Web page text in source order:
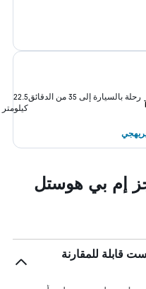
رحلة بالسيارة إلى 35 من الدقائق
22.5
كيلومتر
إم بي هوستل
قابلة للمقارنة